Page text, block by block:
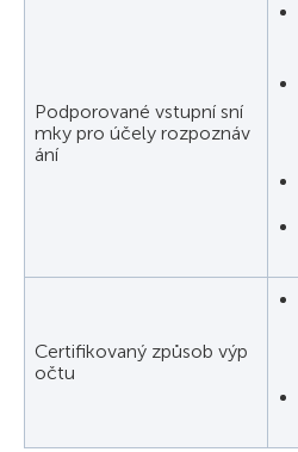
Podporované vstupní sní
mky pro účely rozpoznáv
ání
Certifikovaný způsob výp
očtu